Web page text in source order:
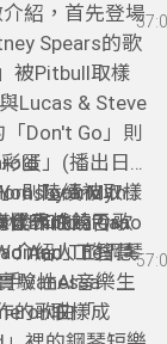
紹，首先登場
Spears的歌
被Pitbull取樣
Lucas & Steve
Don't Go」則
則陸續被取樣
」和Rita Ora
蛋」(播出日
Took My
代表性的Piano
介紹人工智慧
驗性AI音樂生
的歌曲「
and the
變作成饒舌歌
」的鋼琴
Vanessa
取樣成
樣Ennio
And The